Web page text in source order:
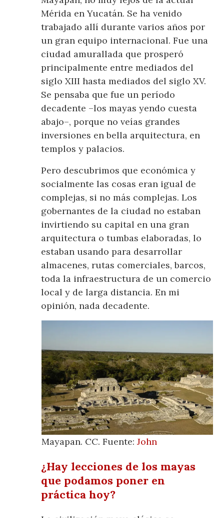
Mérida en Yucatán. Se ha venido
trabajado allí durante varios años por
un gran equipo internacional. Fue una
ciudad amurallada que prosperó
principalmente entre mediados del
siglo XIII hasta mediados del siglo XV.
Se pensaba que fue un período
decadente –los mayas yendo cuesta
abajo–, porque no veías grandes
inversiones en bella arquitectura, en
templos y palacios.
Pero descubrimos que económica y
socialmente las cosas eran igual de
complejas, si no más complejas. Los
gobernantes de la ciudad no estaban
invirtiendo su capital en una gran
arquitectura o tumbas elaboradas, lo
estaban usando para desarrollar
almacenes, rutas comerciales, barcos,
toda la infraestructura de un comercio
local y de larga distancia. En mi
opinión, nada decadente.
Mayapan. CC. Fuente: John
¿Hay lecciones de los mayas
que podamos poner en
práctica hoy?